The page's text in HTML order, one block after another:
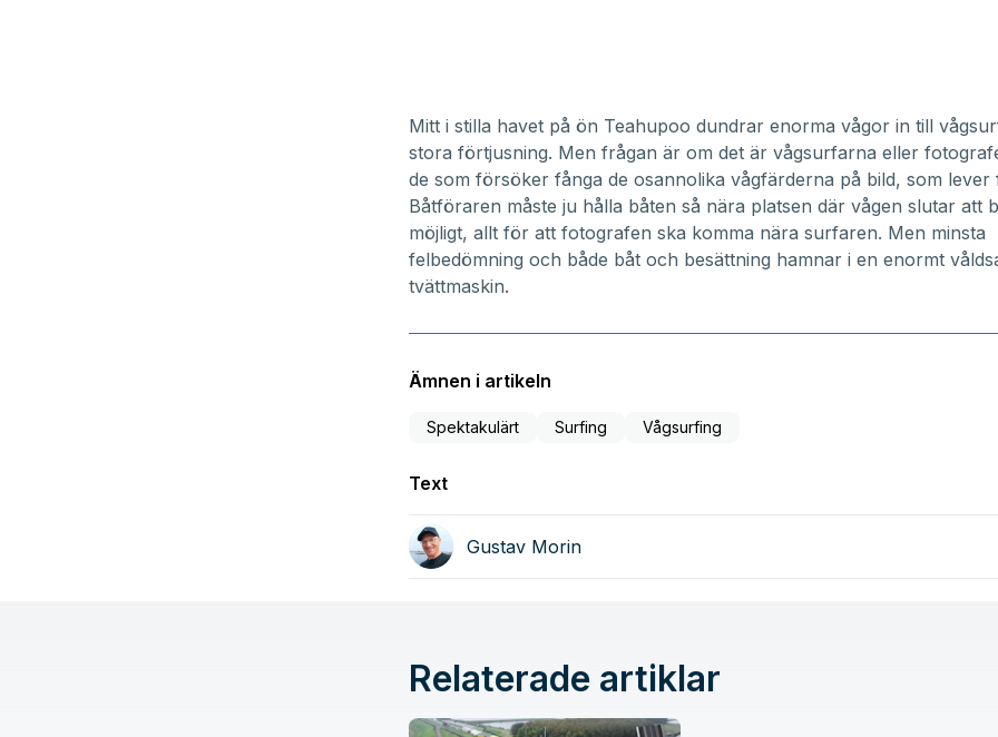
Mitt i stilla havet på ön Teahupoo dundrar enorma vågor in till
stora förtjusning. Men frågan är om det är vågsurfarna eller
de som försöker fånga de osannolika vågfärderna på bild, som lever
Båtföraren måste ju hålla båten så nära platsen där vågen slutar att
möjligt, allt för att fotografen ska komma nära surfaren. Men minsta
felbedömning och både båt och besättning hamnar i en enormt
tvättmaskin.
Ämnen i artikeln
Spektakulärt Surfing Vågsurfing
Text
Gustav Morin
Relaterade artiklar